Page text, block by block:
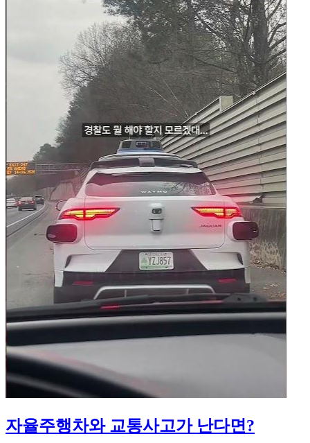
자율주행차와 교통사고가 난다면?